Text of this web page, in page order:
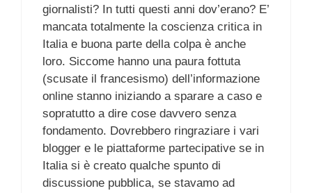
giornalisti? In tutti questi anni dov’erano? E’
mancata totalmente la coscienza critica in
Italia e buona parte della colpa è anche
loro. Siccome hanno una paura fottuta
(scusate il francesismo) dell’informazione
online stanno iniziando a sparare a caso e
sopratutto a dire cose davvero senza
fondamento. Dovrebbero ringraziare i vari
blogger e le piattaforme partecipative se in
Italia si è creato qualche spunto di
discussione pubblica, se stavamo ad